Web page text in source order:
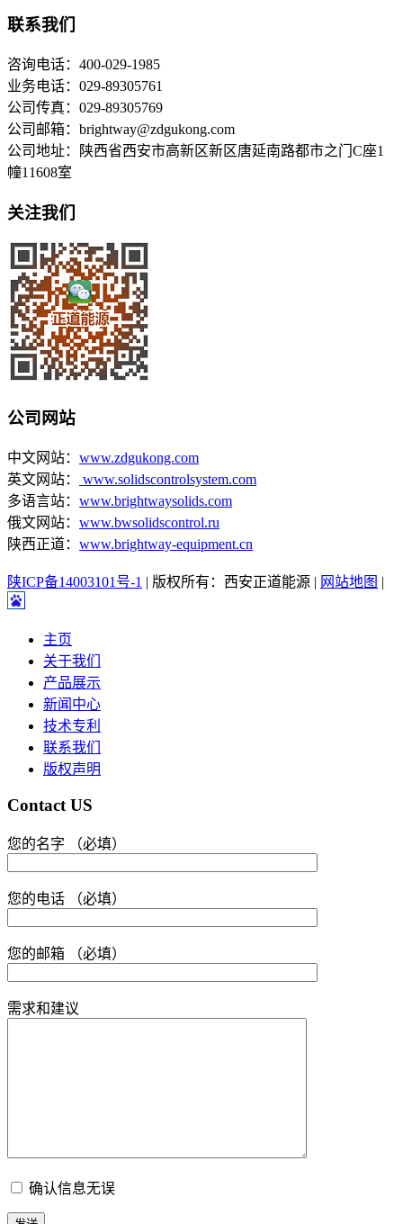
联系我们
咨询电话：400-029-1985
业务电话：029-89305761
公司传真：029-89305769
公司邮箱：brightway@zdgukong.com
公司地址：陕西省西安市高新区新区唐延南路都市之门C座1
幢11608室
关注我们
公司网站
中文网站： www.zdgukong.com
英文网站：
www.solidscontrolsystem.com
多语言站： www.brightwaysolids.com
俄文网站： www.bwsolidscontrol.ru
陕西正道： www.brightway-equipment.cn
陕ICP备14003101号-1 | 版权所有：西安正道能源 | 网站地图 |
主页
关于我们
产品展示
新闻中心
技术专利
联系我们
版权声明
Contact US
您的名字 （必填）
您的电话 （必填）
您的邮箱 （必填）
需求和建议
确认信息无误